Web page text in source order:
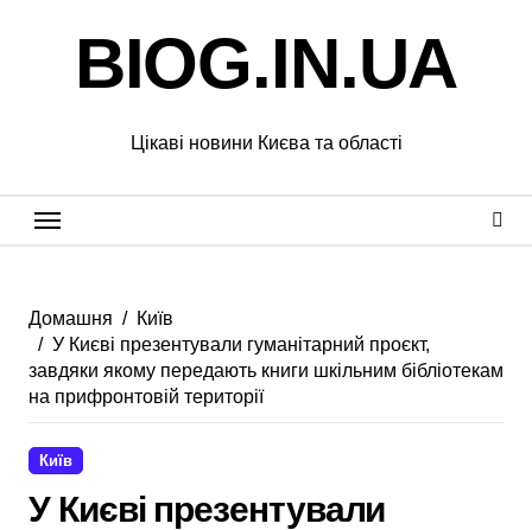
BIOG.IN.UA
Цікаві новини Києва та області
Домашня
Київ
У Києві презентували гуманітарний проєкт,
завдяки якому передають книги шкільним бібліотекам
на прифронтовій території
Київ
У Києві презентували